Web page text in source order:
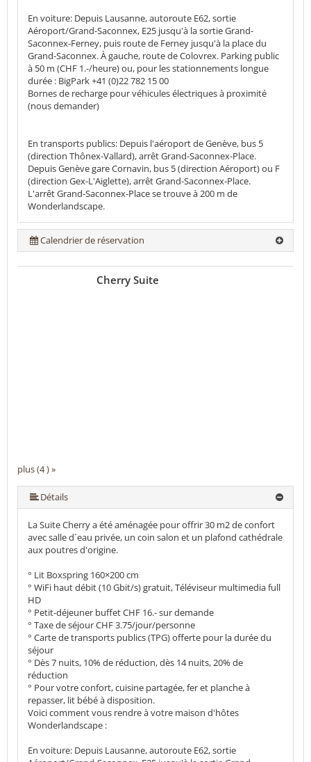
En voiture: Depuis Lausanne, autoroute E62, sortie
Aéroport/Grand-Saconnex, E25 jusqu'à la sortie Grand-
Saconnex-Ferney, puis route de Ferney jusqu'à la place du
Grand-Saconnex. À gauche, route de Colovrex. Parking public
à 50 m (CHF 1.-/heure) ou, pour les stationnements longue
durée : BigPark +41 (0)22 782 15 00
Bornes de recharge pour véhicules électriques à proximité
(nous demander)
En transports publics: Depuis l'aéroport de Genève, bus 5
(direction Thônex-Vallard), arrêt Grand-Saconnex-Place.
Depuis Genève gare Cornavin, bus 5 (direction Aéroport) ou F
(direction Gex-L'Aiglette), arrêt Grand-Saconnex-Place.
L'arrêt Grand-Saconnex-Place se trouve à 200 m de
Wonderlandscape.
Calendrier de réservation
plus (4 ) »
Cherry Suite
Détails
La Suite Cherry a été aménagée pour offrir 30 m2 de confort
avec salle d´eau privée, un coin salon et un plafond cathédrale
aux poutres d'origine.
° Lit Boxspring 160×200 cm
° WiFi haut débit (10 Gbit/s) gratuit, Téléviseur multimedia full
HD
° Petit-déjeuner buffet CHF 16.- sur demande
° Taxe de séjour CHF 3.75/jour/personne
° Carte de transports publics (TPG) offerte pour la durée du
séjour
° Dès 7 nuits, 10% de réduction, dès 14 nuits, 20% de
réduction
° Pour votre confort, cuisine partagée, fer et planche à
repasser, lit bébé à disposition.
Voici comment vous rendre à votre maison d'hôtes
Wonderlandscape :
En voiture: Depuis Lausanne, autoroute E62, sortie